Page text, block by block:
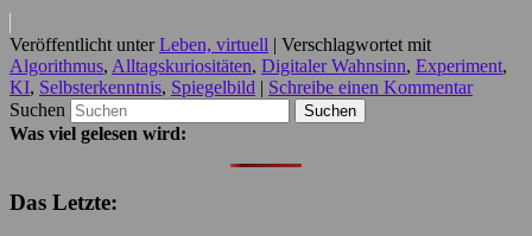
Veröffentlicht unter Leben, virtuell | Verschlagwortet mit
Algorithmus, Alltagskuriositäten, Digitaler Wahnsinn, Experiment,
KI, Selbsterkenntnis, Spiegelbild | Schreibe einen Kommentar
Suchen
Was viel gelesen wird:
Das Letzte: